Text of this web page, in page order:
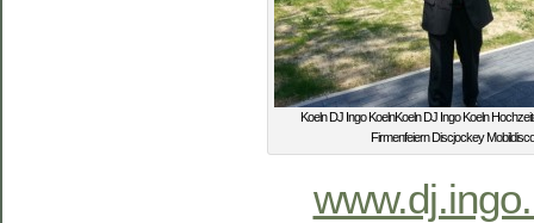
Koeln DJ Ingo KoelnKoeln DJ Ingo Koeln
Firmenfeiern Discjockey Mobildisco